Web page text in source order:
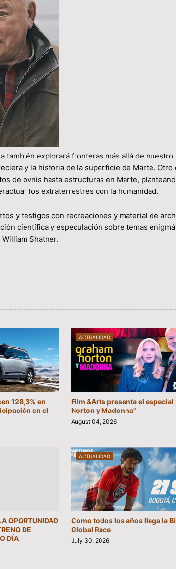
también explorará fronteras más allá de nuestro
y la historia de la superficie de Marte. Otro
de ovnis hasta estructuras en Marte,
los extraterrestres con la humanidad.
y testigos con recreaciones y material de
científica y especulación sobre temas
Shatner.
128,3% en
en el
ACTUALIDAD
Film &Arts presenta el especial
Norton y Madonna"
August 04, 2026
OPORTUNIDAD
DE
DÍA
ACTUALIDAD
Como todos los años llega la
Global Race
July 30, 2026